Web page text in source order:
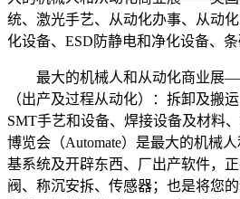
统、激光手艺、从动化办事、从动
化设备、ESD防静电和净化设备、
最大的机械人和从动化商业展——
（出产及过程从动化）：拆卸及搬
SMT手艺和设备、焊接设备及材料
博览会（Automate）是最大的机械
基系统及开辟东西、厂出产软件，
阀、称沉安拆、传感器；也是将您